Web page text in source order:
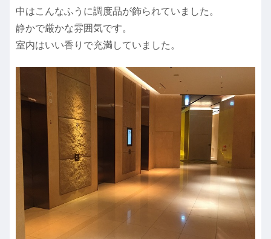
中はこんなふうに調度品が飾られていました。
静かで厳かな雰囲気です。
室内はいい香りで充満していました。